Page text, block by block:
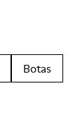
Botas